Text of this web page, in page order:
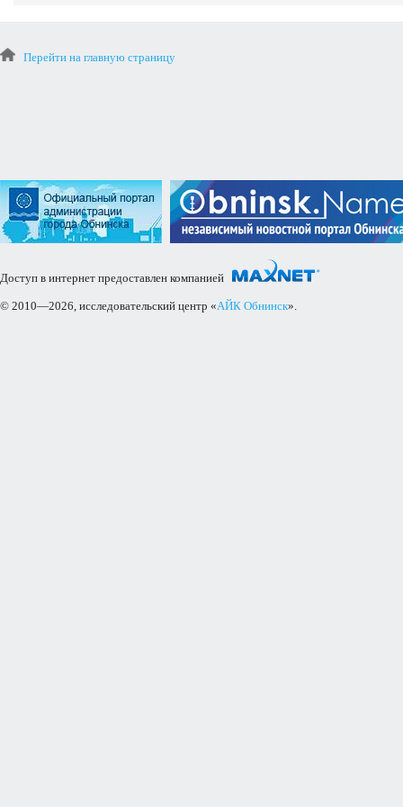
Перейти на главную страницу
Доступ в интернет предоставлен компанией
© 2010—2026, исследовательский центр «АЙК Обнинск».